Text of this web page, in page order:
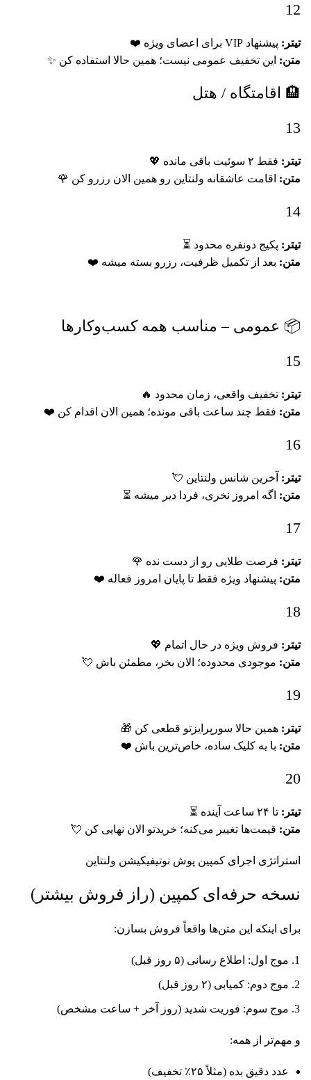
12
تیتر: پیشنهاد VIP برای اعضای ویژه ❤️
متن: این تخفیف عمومی نیست؛ همین حالا استفاده کن ✨
🏨 اقامتگاه / هتل
13
تیتر: فقط ۲ سوئیت باقی مانده 💖
متن: اقامت عاشقانه ولنتاین رو همین الان رزرو کن 🌹
14
تیتر: پکیج دونفره محدود ⏳
متن: بعد از تکمیل ظرفیت، رزرو بسته میشه ❤️
📦 عمومی – مناسب همه کسب‌وکارها
15
تیتر: تخفیف واقعی، زمان محدود 🔥
متن: فقط چند ساعت باقی مونده؛ همین الان اقدام کن ❤️
16
تیتر: آخرین شانس ولنتاین 💘
متن: اگه امروز نخری، فردا دیر میشه ⏳
17
تیتر: فرصت طلایی رو از دست نده 🌹
متن: پیشنهاد ویژه فقط تا پایان امروز فعاله ❤️
18
تیتر: فروش ویژه در حال اتمام 💖
متن: موجودی محدوده؛ الان بخر، مطمئن باش 💘
19
تیتر: همین حالا سورپرایزتو قطعی کن 🎁
متن: با یه کلیک ساده، خاص‌ترین باش ❤️
20
تیتر: تا ۲۴ ساعت آینده ⏳
متن: قیمت‌ها تغییر می‌کنه؛ خریدتو الان نهایی کن 💘
استراتژی اجرای کمپین پوش نوتیفیکیشن ولنتاین
نسخه حرفه‌ای کمپین (راز فروش بیشتر)
برای اینکه این متن‌ها واقعاً فروش بسازن:
موج اول: اطلاع‌ رسانی (۵ روز قبل)
موج دوم: کمیابی (۲ روز قبل)
موج سوم: فوریت شدید (روز آخر + ساعت مشخص)
و مهم‌تر از همه:
عدد دقیق بده (مثلاً ۲۵٪ تخفیف)